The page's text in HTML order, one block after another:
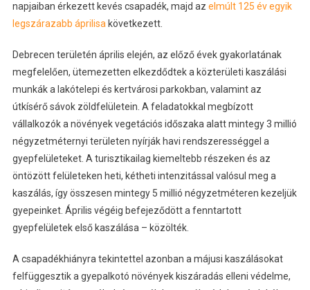
napjaiban érkezett kevés csapadék, majd az elmúlt 125 év egyik
legszárazabb áprilisa következett.
Debrecen területén április elején, az előző évek gyakorlatának
megfelelően, ütemezetten elkezdődtek a közterületi kaszálási
munkák a lakótelepi és kertvárosi parkokban, valamint az
útkísérő sávok zöldfelületein. A feladatokkal megbízott
vállalkozók a növények vegetációs időszaka alatt mintegy 3 millió
négyzetméternyi területen nyírják havi rendszerességgel a
gyepfelületeket. A turisztikailag kiemeltebb részeken és az
öntözött felületeken heti, kétheti intenzitással valósul meg a
kaszálás, így összesen mintegy 5 millió négyzetméteren kezeljük
gyepeinket. Április végéig befejeződött a fenntartott
gyepfelületek első kaszálása – közölték.
A csapadékhiányra tekintettel azonban a májusi kaszálásokat
felfüggesztik a gyepalkotó növények kiszáradás elleni védelme,